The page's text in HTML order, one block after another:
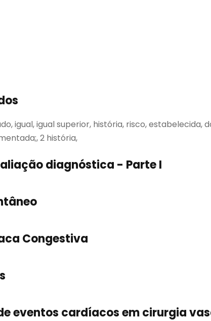
igual, igual superior, história, risco,
2 história,
diagnóstica - Parte I
Congestiva
eventos cardíacos em cirurgia